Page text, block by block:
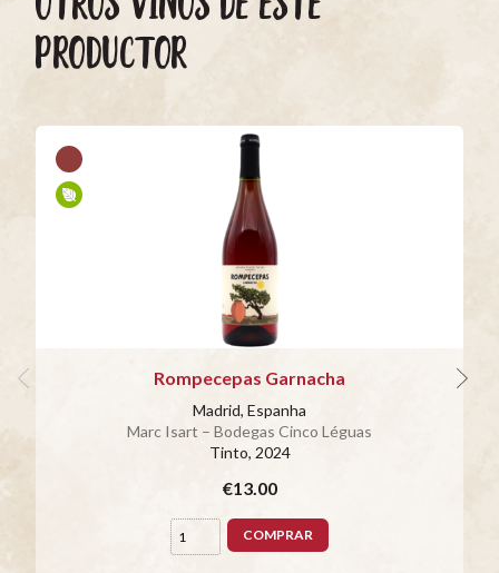
PRODUCTOR
Rompecepas Garnacha
Madrid, Espanha
Marc Isart – Bodegas Cinco Léguas
Tinto, 2024
€13.00
COMPRAR